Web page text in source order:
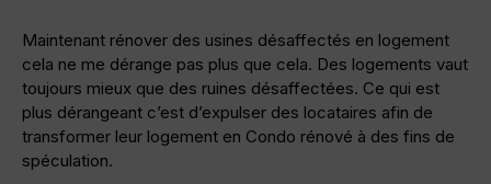
Maintenant rénover des usines désaffectés en logement
cela ne me dérange pas plus que cela. Des logements vaut
toujours mieux que des ruines désaffectées. Ce qui est
plus dérangeant c’est d’expulser des locataires afin de
transformer leur logement en Condo rénové à des fins de
spéculation.